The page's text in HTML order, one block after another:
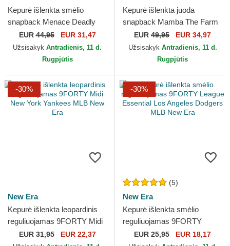
Kepurė išlenkta smėlio
snapback Menace Deadly
Companion Core Canvas
The Farm Goorin Bros.
EUR44,95 EUR 31,47
Užsisakyk Antradienis, 11 d.
Rugpjūtis
Kepurė išlenkta juoda
snapback Mamba The Farm
Premium The Farm Goorin
Bros.
EUR 49,95 EUR 34,97
Užsisakyk Antradienis, 11 d.
Rugpjūtis
-30%
New Era
Kepurė išlenkta leopardinis
reguliuojamas 9FORTY Midi
New York Yankees MLB
EUR31,95 EUR 22,37
-30%
(5)
New Era
Kepurė išlenkta smėlio
reguliuojamas 9FORTY
League Essential Los
EUR 25,95 EUR 18,17